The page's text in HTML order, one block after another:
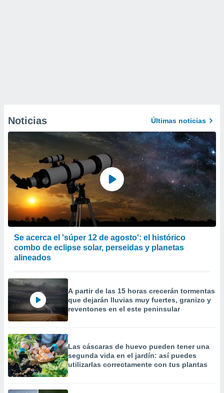
Noticias Últimas noticias
Se acerca el 'súper 12 de agosto': el histórico
combo de eclipse solar, perseidas y planetas
alineados
A partir de las 15 horas crecerán tormentas
que dejarán lluvias muy fuertes, granizo y
reventones en el este peninsular
Las cáscaras de huevo pueden tener una
segunda vida en el jardín: así puedes
utilizarlas correctamente con tus plantas